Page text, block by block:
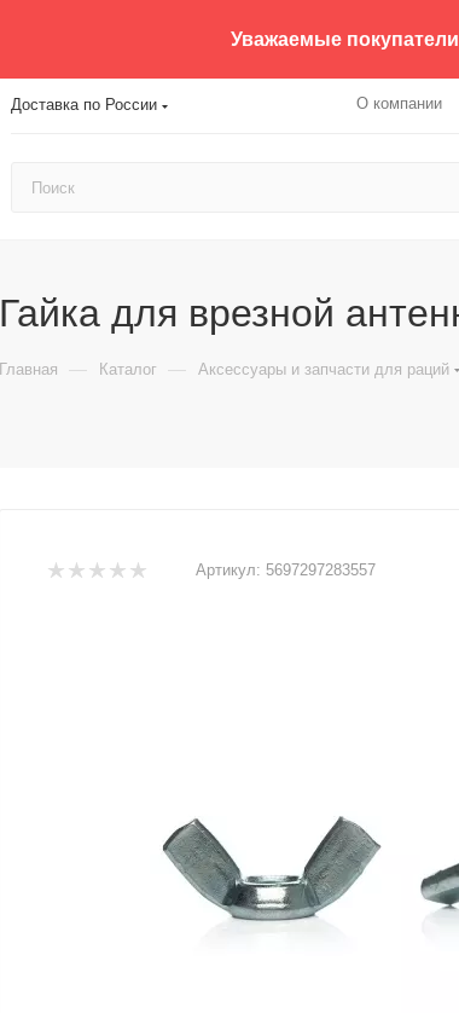
Уважаемые
Доставка по России О компании
Гайка для врезной
Главная — Каталог — Аксессуары и запчасти для раций
Артикул: 5697297283557